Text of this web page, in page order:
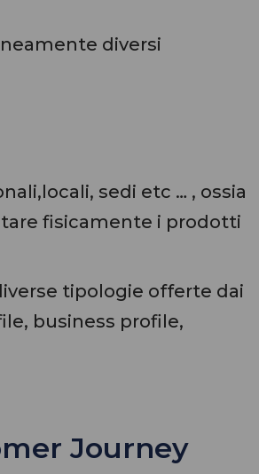
diversi
sedi etc … , ossia
fisicamente i prodotti
tipologie offerte dai
business profile,
Journey